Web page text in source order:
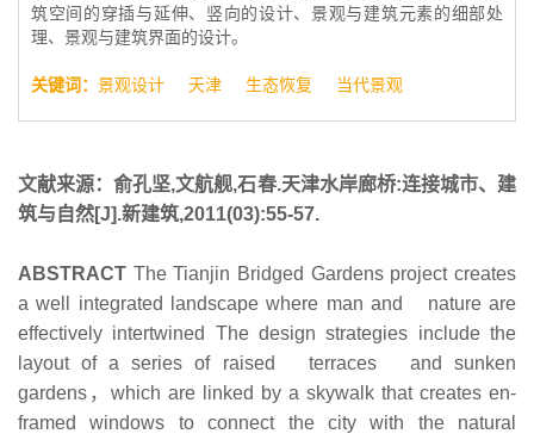
筑空间的穿插与延伸、竖向的设计、景观与建筑元素的细部处
理、景观与建筑界面的设计。
关键词： 景观设计 天津 生态恢复 当代景观
文献来源：俞孔坚,文航舰,石春.天津水岸廊桥:连接城市、建
筑与自然[J].新建筑,2011(03):55-57.
ABSTRACT The Tianjin Bridged Gardens project creates
a well integrated landscape where man and nature are
effectively intertwined The design strategies include the
layout of a series of raised terraces and sunken
gardens，which are linked by a skywalk that creates en-
framed windows to connect the city with the natural